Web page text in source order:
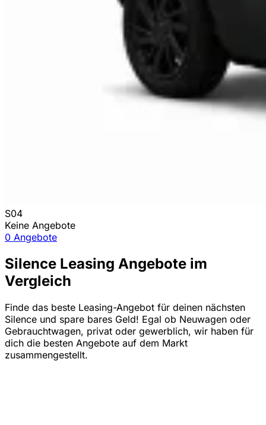
S04
Keine Angebote
0 Angebote
Silence Leasing Angebote im
Vergleich
Finde das beste Leasing-Angebot für deinen nächsten
Silence und spare bares Geld! Egal ob Neuwagen oder
Gebrauchtwagen, privat oder gewerblich, wir haben für
dich die besten Angebote auf dem Markt
zusammengestellt.